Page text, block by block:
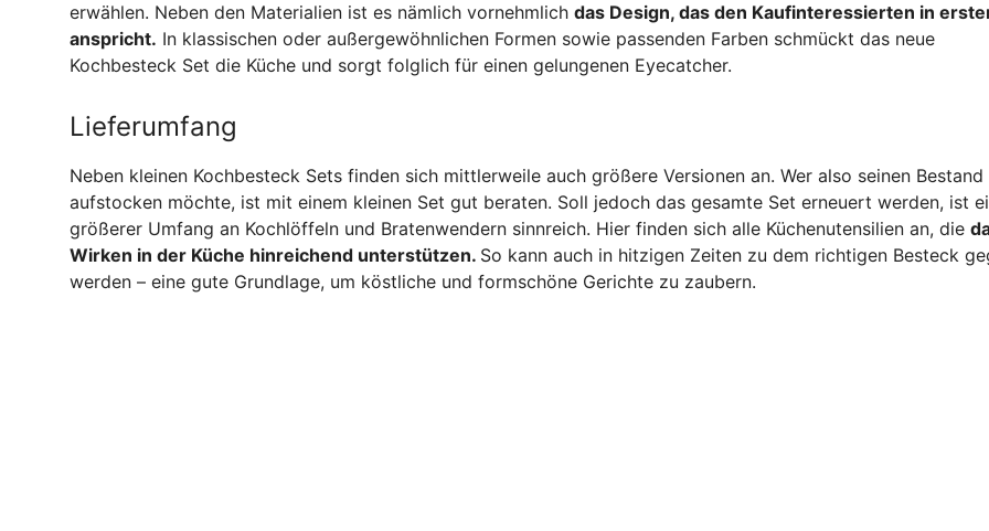
erwählen. Neben den Materialien ist es nämlich vornehmlich das Design, das den Kaufinteressierten in
anspricht. In klassischen oder außergewöhnlichen Formen sowie passenden Farben schmückt das neue
Kochbesteck Set die Küche und sorgt folglich für einen gelungenen Eyecatcher.
Lieferumfang
Neben kleinen Kochbesteck Sets finden sich mittlerweile auch größere Versionen an. Wer also seinen Bestand
aufstocken möchte, ist mit einem kleinen Set gut beraten. Soll jedoch das gesamte Set erneuert werden, ist
größerer Umfang an Kochlöffeln und Bratenwendern sinnreich. Hier finden sich alle Küchenutensilien an, die
Wirken in der Küche hinreichend unterstützen. So kann auch in hitzigen Zeiten zu dem richtigen Besteck
werden – eine gute Grundlage, um köstliche und formschöne Gerichte zu zaubern.